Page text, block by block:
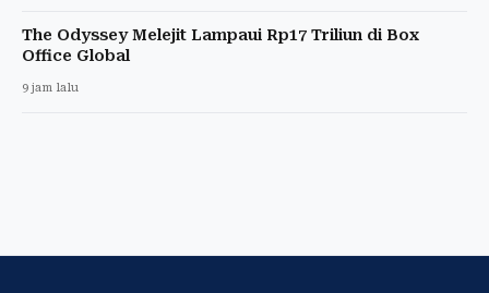
The Odyssey Melejit Lampaui Rp17 Triliun di Box
Office Global
9 jam lalu